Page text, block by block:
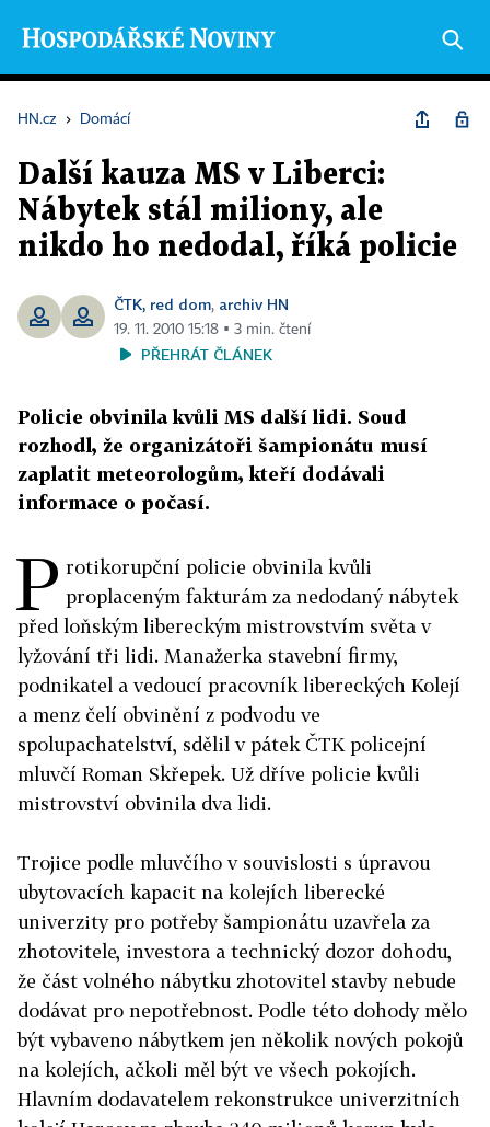
HN.cz › Domácí
Další kauza MS v Liberci:
Nábytek stál miliony, ale
nikdo ho nedodal, říká policie
ČTK, red dom, archiv HN
19. 11. 2010 15:18 ▪ 3 min. čtení
PŘEHRÁT ČLÁNEK
Policie obvinila kvůli MS další lidi. Soud
rozhodl, že organizátoři šampionátu musí
zaplatit meteorologům, kteří dodávali
informace o počasí.
P rotikorupční policie obvinila kvůli
proplaceným fakturám za nedodaný nábytek
před loňským libereckým mistrovstvím světa v
lyžování tři lidi. Manažerka stavební firmy,
podnikatel a vedoucí pracovník libereckých Kolejí
a menz čelí obvinění z podvodu ve
spolupachatelství, sdělil v pátek ČTK policejní
mluvčí Roman Skřepek. Už dříve policie kvůli
mistrovství obvinila dva lidi.
Trojice podle mluvčího v souvislosti s úpravou
ubytovacích kapacit na kolejích liberecké
univerzity pro potřeby šampionátu uzavřela za
zhotovitele, investora a technický dozor dohodu,
že část volného nábytku zhotovitel stavby nebude
dodávat pro nepotřebnost. Podle této dohody mělo
být vybaveno nábytkem jen několik nových pokojů
na kolejích, ačkoli měl být ve všech pokojích.
Hlavním dodavatelem rekonstrukce univerzitních